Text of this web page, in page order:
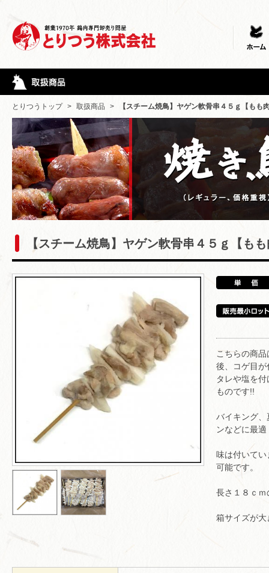
とりつうトップ > 取扱商品 > 【スチーム焼鳥】ヤゲン軟骨串４５ｇ【もも
【スチーム焼鳥】ヤゲン軟骨串４５ｇ【も
こちらの商
後、コゲ目
タレや塩を
ものです!!
バイキング
ンなどに最
味は付いて
可能です。
長さ１８ｃ
箱サイズが